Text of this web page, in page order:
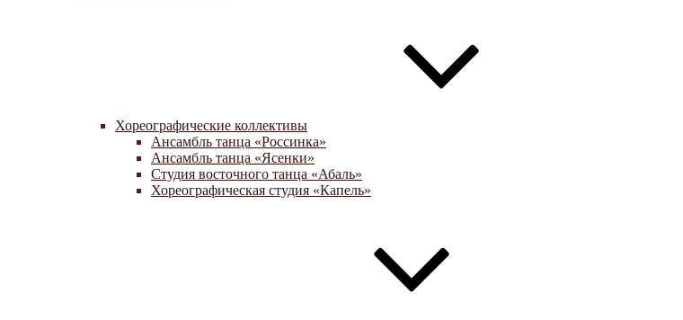
Хореографические коллективы
Ансамбль танца «Россинка»
Ансамбль танца «Ясенки»
Студия восточного танца «Абаль»
Хореографическая студия «Капель»